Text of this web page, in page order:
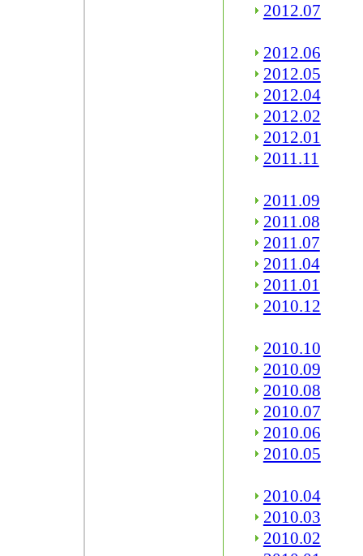
2012.07
2012.06
2012.05
2012.04
2012.02
2012.01
2011.11
2011.09
2011.08
2011.07
2011.04
2011.01
2010.12
2010.10
2010.09
2010.08
2010.07
2010.06
2010.05
2010.04
2010.03
2010.02